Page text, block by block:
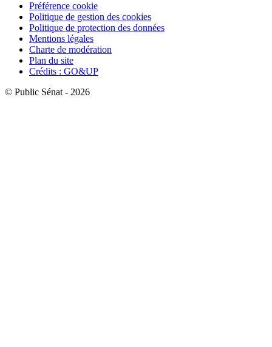
Préférence cookie
Politique de gestion des cookies
Politique de protection des données
Mentions légales
Charte de modération
Plan du site
Crédits : GO&UP
© Public Sénat - 2026